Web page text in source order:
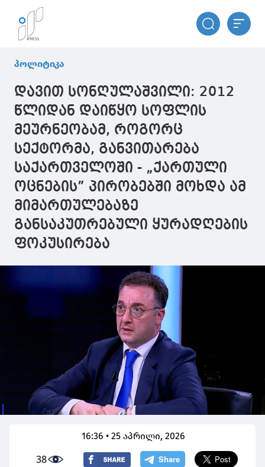
პოლიტიკა
დავით სონღულაშვილი: 2012
წლიდან დაიწყო სოფლის
მეურნეობამ, როგორც
სექტორმა, განვითარება
საქართველოში - „ქართული
ოცნების” პირობებში მოხდა ამ
მიმართულებაზე
განსაკუთრებული ყურადღების
ფოკუსირება
16:36 • 25 აპრილი, 2026
38